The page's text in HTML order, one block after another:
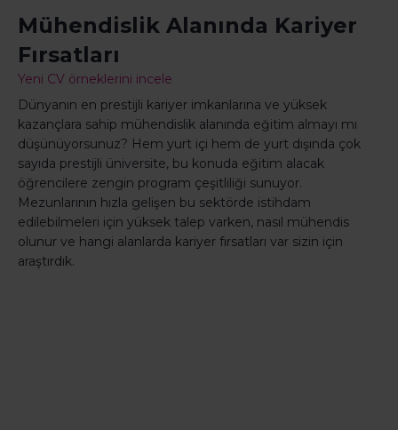
Mühendislik Alanında Kariyer
Fırsatları
Yeni CV örneklerini incele
Dünyanın en prestijli kariyer imkanlarına ve yüksek
kazançlara sahip mühendislik alanında eğitim almayı mı
düşünüyorsunuz? Hem yurt içi hem de yurt dışında çok
sayıda prestijli üniversite, bu konuda eğitim alacak
öğrencilere zengin program çeşitliliği sunuyor.
Mezunlarının hızla gelişen bu sektörde istihdam
edilebilmeleri için yüksek talep varken, nasıl mühendis
olunur ve hangi alanlarda kariyer fırsatları var sizin için
araştırdık.